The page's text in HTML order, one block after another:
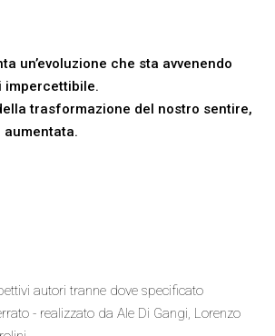
un’evoluzione che sta avvenendo
impercettibile.
trasformazione del nostro sentire,
autori tranne dove specificato
- realizzato da Ale Di Gangi, Lorenzo